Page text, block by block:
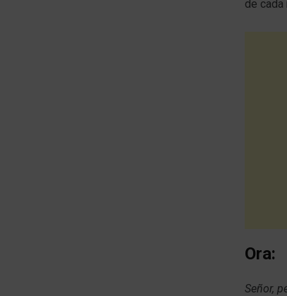
de cada
Ora:
Señor,